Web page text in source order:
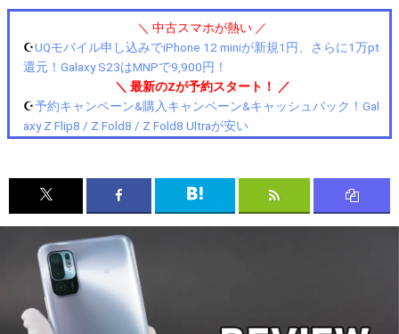
＼ 中古スマホが熱い ／
☪️UQモバイル申し込みでiPhone 12 miniが新規1円、さらに1万pt
還元！Galaxy S23はMNPで9,900円！
＼ 最新のZが予約スタート！ ／
☪️予約キャンペーン&購入キャンペーン&キャッシュバック！Gal
axy Z Flip8 / Z Fold8 / Z Fold8 Ultraが安い